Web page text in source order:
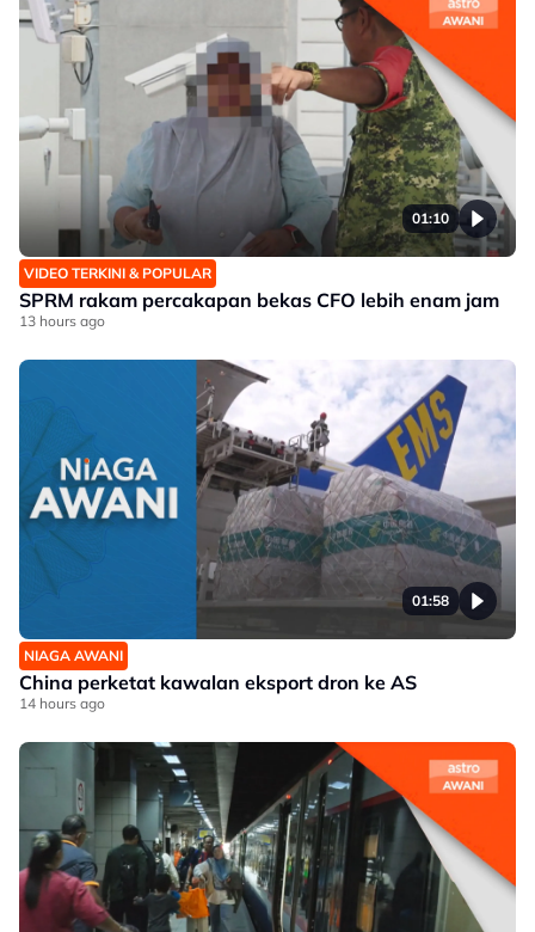
01:10
VIDEO TERKINI & POPULAR
SPRM rakam percakapan bekas CFO lebih enam jam
13 hours ago
01:58
NIAGA AWANI
China perketat kawalan eksport dron ke AS
14 hours ago